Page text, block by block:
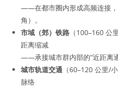
——在都市圈内形成高频连接
角）。
市域（郊）铁路 （100–160
距离缩减
——承接城市群内部的“近距离通
城市轨道交通 （60–120 公里/
脉络